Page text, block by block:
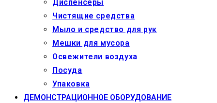
Диспенсеры
Чистящие средства
Мыло и средство для рук
Мешки для мусора
Освежители воздуха
Посуда
Упаковка
ДЕМОНСТРАЦИОННОЕ ОБОРУДОВАНИЕ